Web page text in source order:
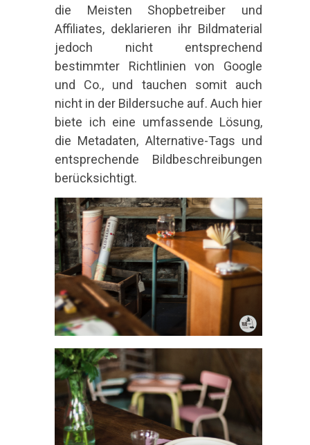
die Meisten Shopbetreiber und
Affiliates, deklarieren ihr Bildmaterial
jedoch nicht entsprechend
bestimmter Richtlinien von Google
und Co., und tauchen somit auch
nicht in der Bildersuche auf. Auch hier
biete ich eine umfassende Lösung,
die Metadaten, Alternative-Tags und
entsprechende Bildbeschreibungen
berücksichtigt.